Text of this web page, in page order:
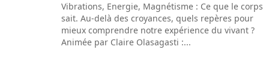
Vibrations, Energie, Magnétisme : Ce que le corps
sait. Au-delà des croyances, quels repères pour
mieux comprendre notre expérience du vivant ?
Animée par Claire Olasagasti :...